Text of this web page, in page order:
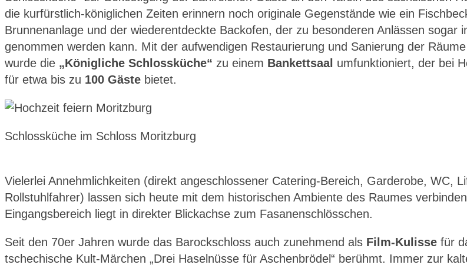
die kurfürstlich-königlichen Zeiten erinnern noch originale Gegenstände wie ein
Brunnenanlage und der wiederentdeckte Backofen, der zu besonderen Anlässen sogar
genommen werden kann. Mit der aufwendigen Restaurierung und Sanierung der
wurde die „Königliche Schlossküche“ zu einem Bankett­saal umfunktioniert, der bei
für etwa bis zu 100 Gäste bietet.
Schlossküche im Schloss Moritzburg
Vielerlei Annehmlichkeiten (direkt angeschlossener Catering-Bereich, Garderobe, WC,
Rollstuhlfahrer) lassen sich heute mit dem historischen Ambiente des Raumes
Eingangsbereich liegt in direkter Blickachse zum Fasanenschlösschen.
Seit den 70er Jahren wurde das Barockschloss auch zunehmend als Film-Kulisse für
tschechische Kult-Märchen „Drei Haselnüsse für Aschenbrödel“ berühmt. Immer zur